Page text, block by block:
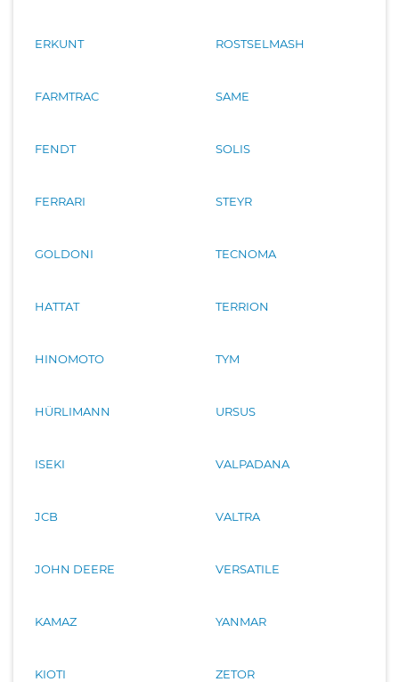
ERKUNT
FARMTRAC
FENDT
FERRARI
GOLDONI
HATTAT
HINOMOTO
HÜRLIMANN
ISEKI
JCB
JOHN DEERE
KAMAZ
KIOTI
ROSTSELMASH
SAME
SOLIS
STEYR
TECNOMA
TERRION
TYM
URSUS
VALPADANA
VALTRA
VERSATILE
YANMAR
ZETOR